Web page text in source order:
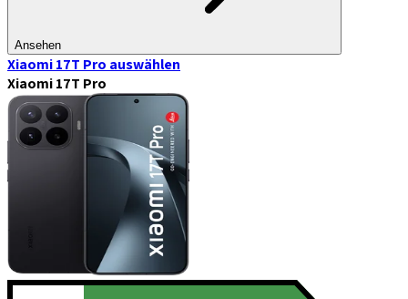
Ansehen
Xiaomi 17T Pro auswählen
Xiaomi 17T Pro